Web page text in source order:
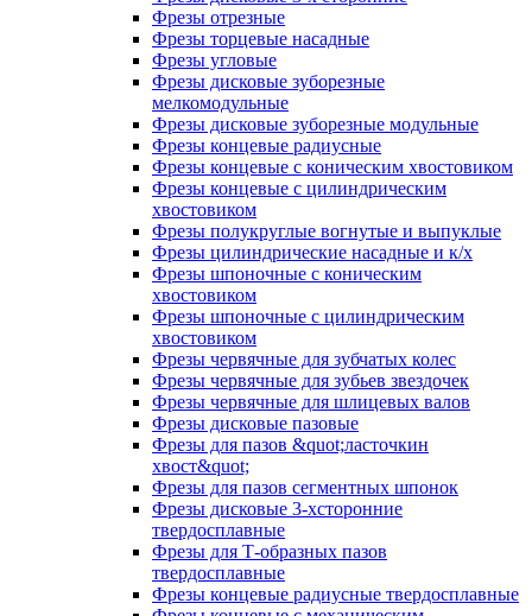
Фрезы отрезные
Фрезы торцевые насадные
Фрезы угловые
Фрезы дисковые зуборезные
мелкомодульные
Фрезы дисковые зуборезные модульные
Фрезы концевые радиусные
Фрезы концевые с коническим хвостовиком
Фрезы концевые с цилиндрическим
хвостовиком
Фрезы полукруглые вогнутые и выпуклые
Фрезы цилиндрические насадные и к/х
Фрезы шпоночные с коническим
хвостовиком
Фрезы шпоночные с цилиндрическим
хвостовиком
Фрезы червячные для зубчатых колес
Фрезы червячные для зубьев звездочек
Фрезы червячные для шлицевых валов
Фрезы дисковые пазовые
Фрезы для пазов &quot;ласточкин
хвост&quot;
Фрезы для пазов сегментных шпонок
Фрезы дисковые 3-хсторонние
твердосплавные
Фрезы для Т-образных пазов
твердосплавные
Фрезы концевые радиусные твердосплавные